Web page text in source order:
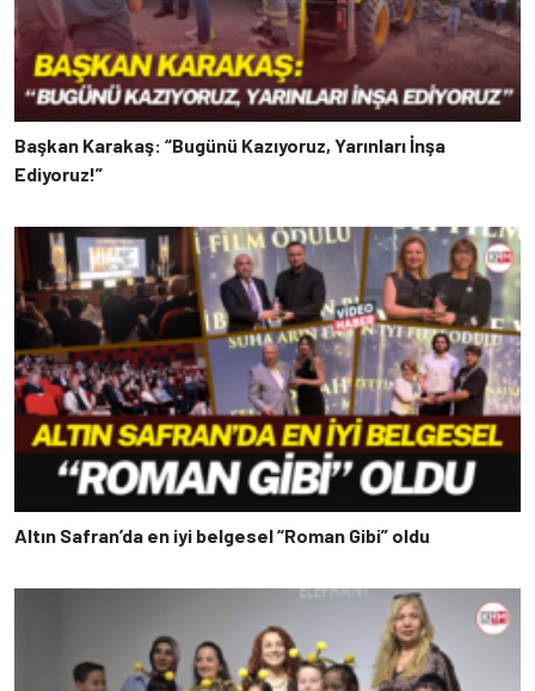
Başkan Karakaş: “Bugünü Kazıyoruz, Yarınları İnşa
Ediyoruz!”
Altın Safran’da en iyi belgesel “Roman Gibi” oldu